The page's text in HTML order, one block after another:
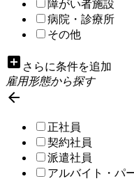
障がい者施設
病院・診療所
その他
add_box さらに条件を追加
雇用形態から探す

正社員
契約社員
派遣社員
アルバイト・パ